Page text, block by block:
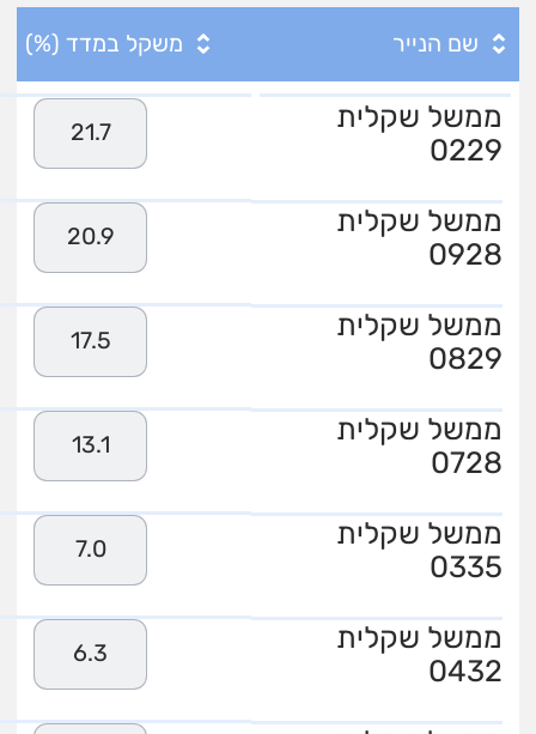
שם הנייר משקל במדד (%)
ממשל שקלית
0229
21.7
ממשל שקלית
0928
20.9
ממשל שקלית
0829
17.5
ממשל שקלית
0728
13.1
ממשל שקלית
0335
7.0
ממשל שקלית
0432
6.3